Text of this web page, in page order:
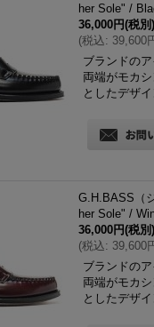
her Sole" /
36,000円(税別)
(税込: 39,600
ブランドの
両端がモカ
としたデザ
G.H.BASS（
her Sole" /
36,000円(税別)
(税込: 39,600
ブランドの
両端がモカ
としたデザ